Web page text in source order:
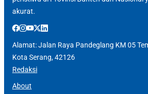
akurat.
Alamat: Jalan Raya Pandeglang KM 05
Kota Serang, 42126
Redaksi
About